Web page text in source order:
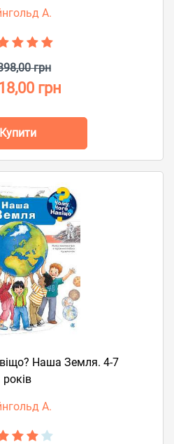
А.
грн
грн
Купити
Наша Земля. 4-7
років
А.